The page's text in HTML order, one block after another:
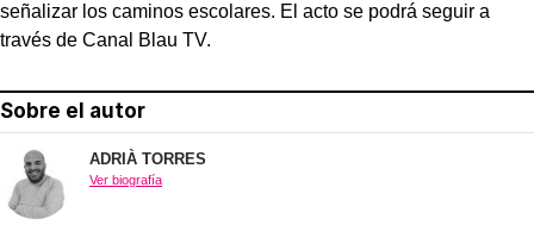
señalizar los caminos escolares. El acto se podrá seguir a
través de Canal Blau TV.
Sobre el autor
ADRIÀ TORRES
Ver biografía